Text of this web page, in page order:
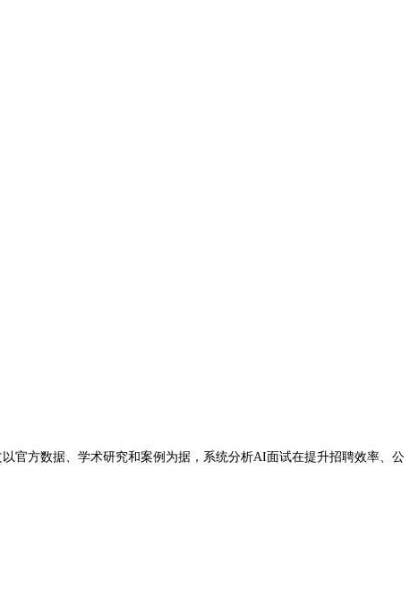
官方数据、学术研究和案例为据，系统分析AI面试在提升招聘效率、公